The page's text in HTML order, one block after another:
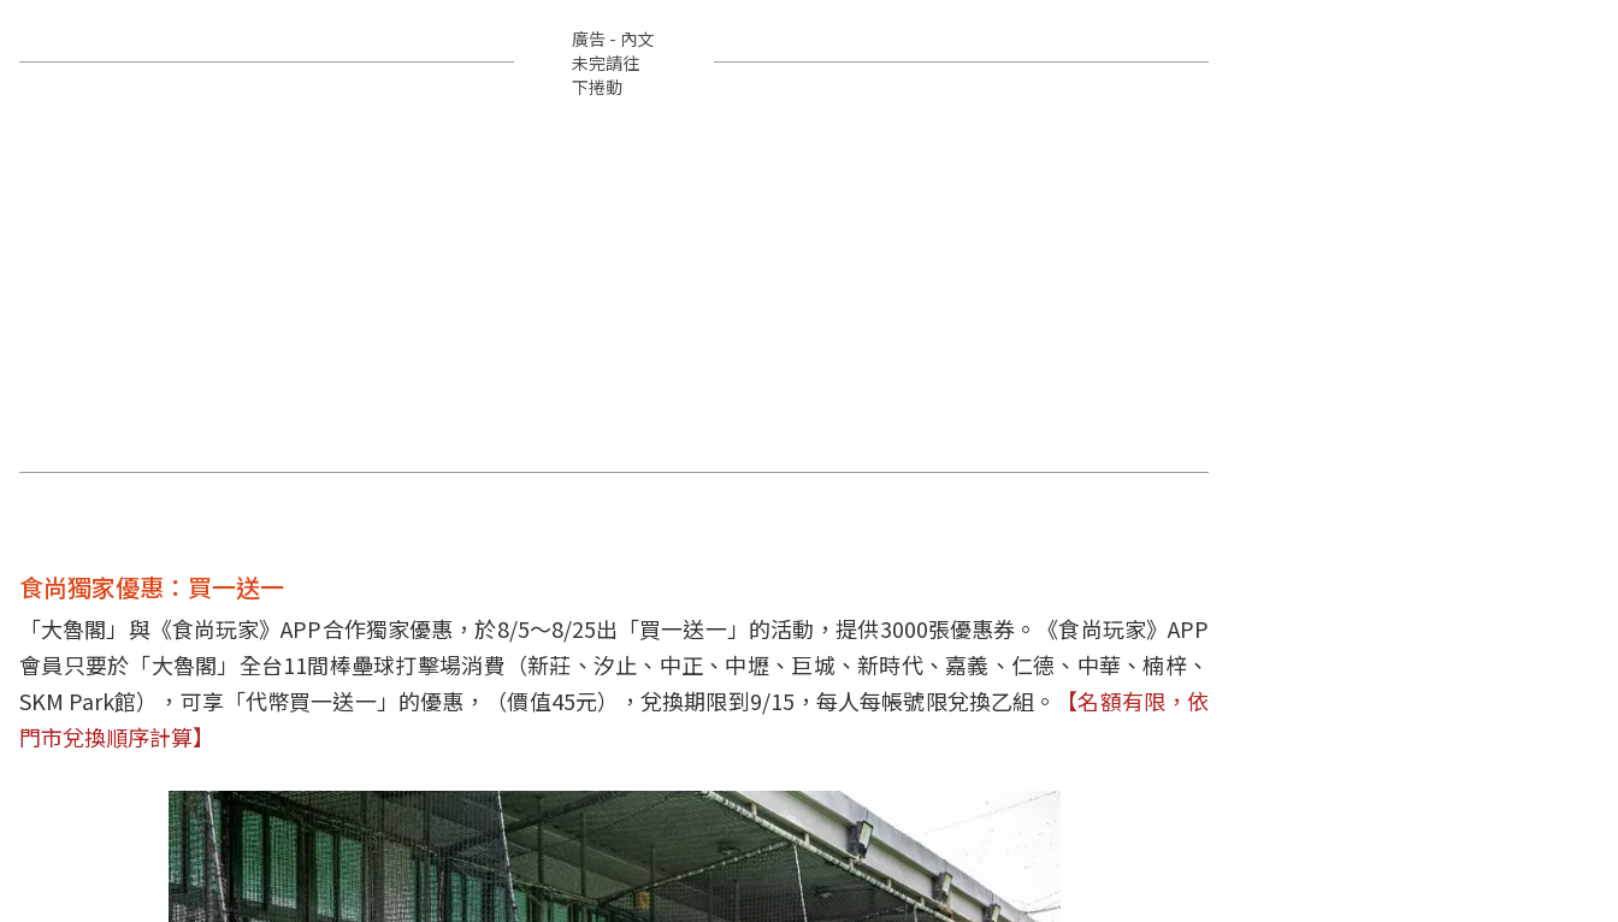
廣告 - 內文
未完請往
下捲動
食尚獨家優惠：買一送一
「大魯閣」與《食尚玩家》APP合作獨家優惠，於8/5～8/25出「買一送一」的活動，提供3000張優惠券。《食尚玩家》APP
會員只要於「大魯閣」全台11間棒壘球打擊場消費（新莊、汐止、中正、中壢、巨城、新時代、嘉義、仁德、中華、楠梓、
SKM Park館），可享「代幣買一送一」的優惠，（價值45元），兌換期限到9/15，每人每帳號限兌換乙組。
【名額有限，依
門市兌換順序計算】